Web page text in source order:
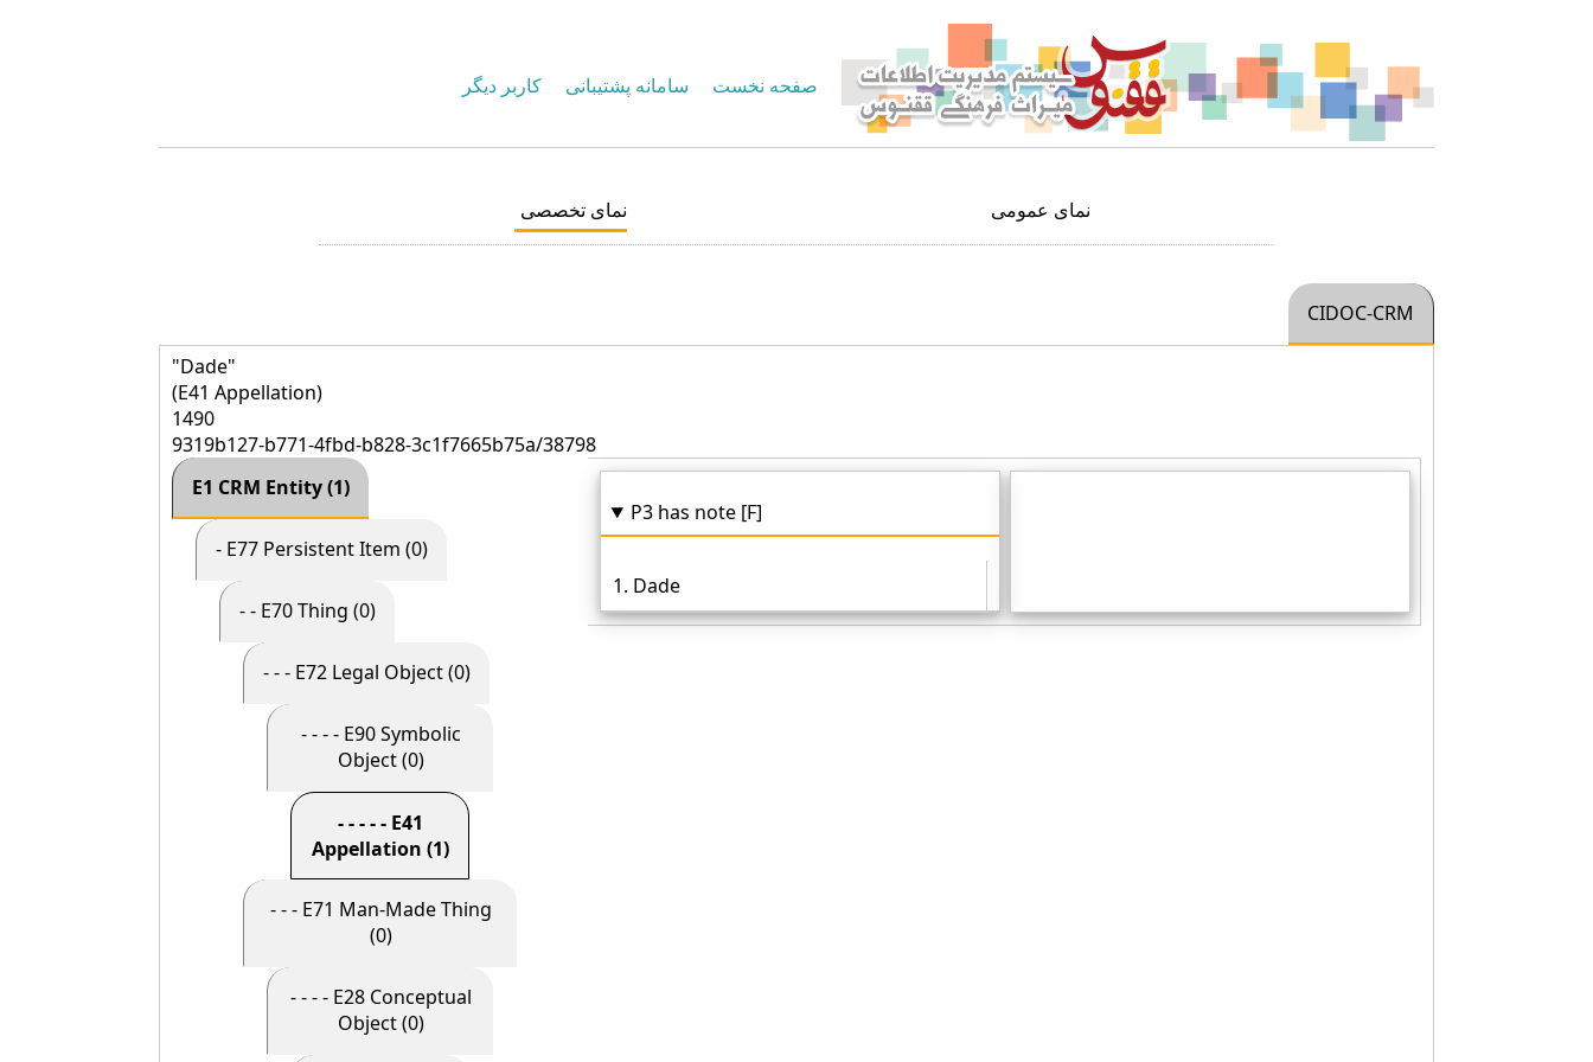
صفحه نخست سامانه پشتیبانی کاربر دیگر
نمای عمومی نمای تخصصی
CIDOC-CRM
"Dade"
(E41 Appellation)
1490
9319b127-b771-4fbd-b828-3c1f7665b75a/38798
E1 CRM Entity (1)
- E77 Persistent Item (0)
- - E70 Thing (0)
- - - E72 Legal Object (0)
- - - - E90 Symbolic
Object (0)
- - - - - E41
Appellation (1)
- - - E71 Man-Made Thing
(0)
- - - - E28 Conceptual
Object (0)
P3 has note [F]
1. Dade